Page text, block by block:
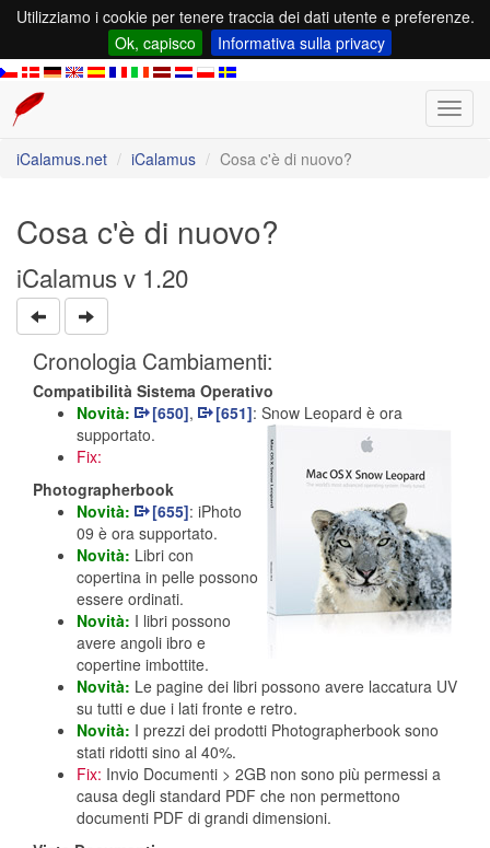
Utilizziamo i cookie per tenere traccia dei dati utente e preferenze.
Ok, capisco
Informativa sulla privacy
iCalamus.net
iCalamus Cosa c'è di nuovo?
Cosa c'è di nuovo?
iCalamus v 1.20
Cronologia Cambiamenti:
Compatibilità Sistema Operativo
Novità:
[650], [651]: Snow Leopard è ora
supportato.
Fix:
Photographerbook
Novità:
[655]: iPhoto
09 è ora supportato.
Novità: Libri con
copertina in pelle possono
essere ordinati.
Novità: I libri possono
avere angoli ibro e
copertine imbottite.
Novità: Le pagine dei libri possono avere laccatura UV
su tutti e due i lati fronte e retro.
Novità: I prezzi dei prodotti Photographerbook sono
stati ridotti sino al 40%.
Fix: Invio Documenti > 2GB non sono più permessi a
causa degli standard PDF che non permettono
documenti PDF di grandi dimensioni.